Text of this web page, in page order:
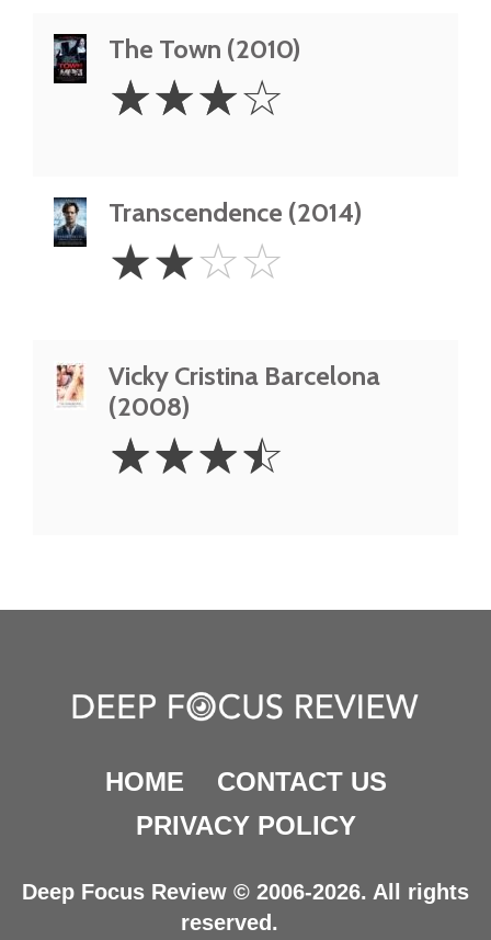
The Town (2010)
Stars
☆☆☆☆
Transcendence (2014)
Stars
☆☆☆☆
Vicky Cristina Barcelona
(2008)
3.5
Stars
☆☆☆☆
HOME
CONTACT US
PRIVACY POLICY
Deep Focus Review © 2006-2026. All rights
reserved.